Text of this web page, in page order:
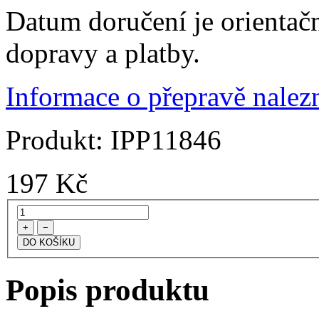
Datum doručení je
dopravy a platby.
Informace o přepravě
Produkt: IPP11846
197 Kč
+ −
Popis produktu